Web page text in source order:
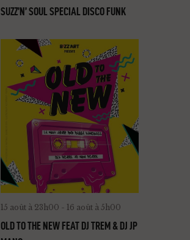
SUZZ’N’ SOUL SPECIAL DISCO FUNK
15 août à 23h00 - 16 août à 5h00
OLD TO THE NEW FEAT DJ TREM & DJ JP